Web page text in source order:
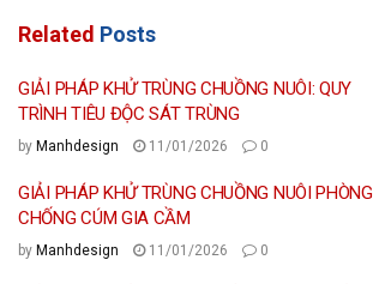
Related Posts
GIẢI PHÁP KHỬ TRÙNG CHUỒNG NUÔI: QUY
TRÌNH TIÊU ĐỘC SÁT TRÙNG
by Manhdesign 11/01/2026 0
GIẢI PHÁP KHỬ TRÙNG CHUỒNG NUÔI PHÒNG
CHỐNG CÚM GIA CẦM
by Manhdesign 11/01/2026 0